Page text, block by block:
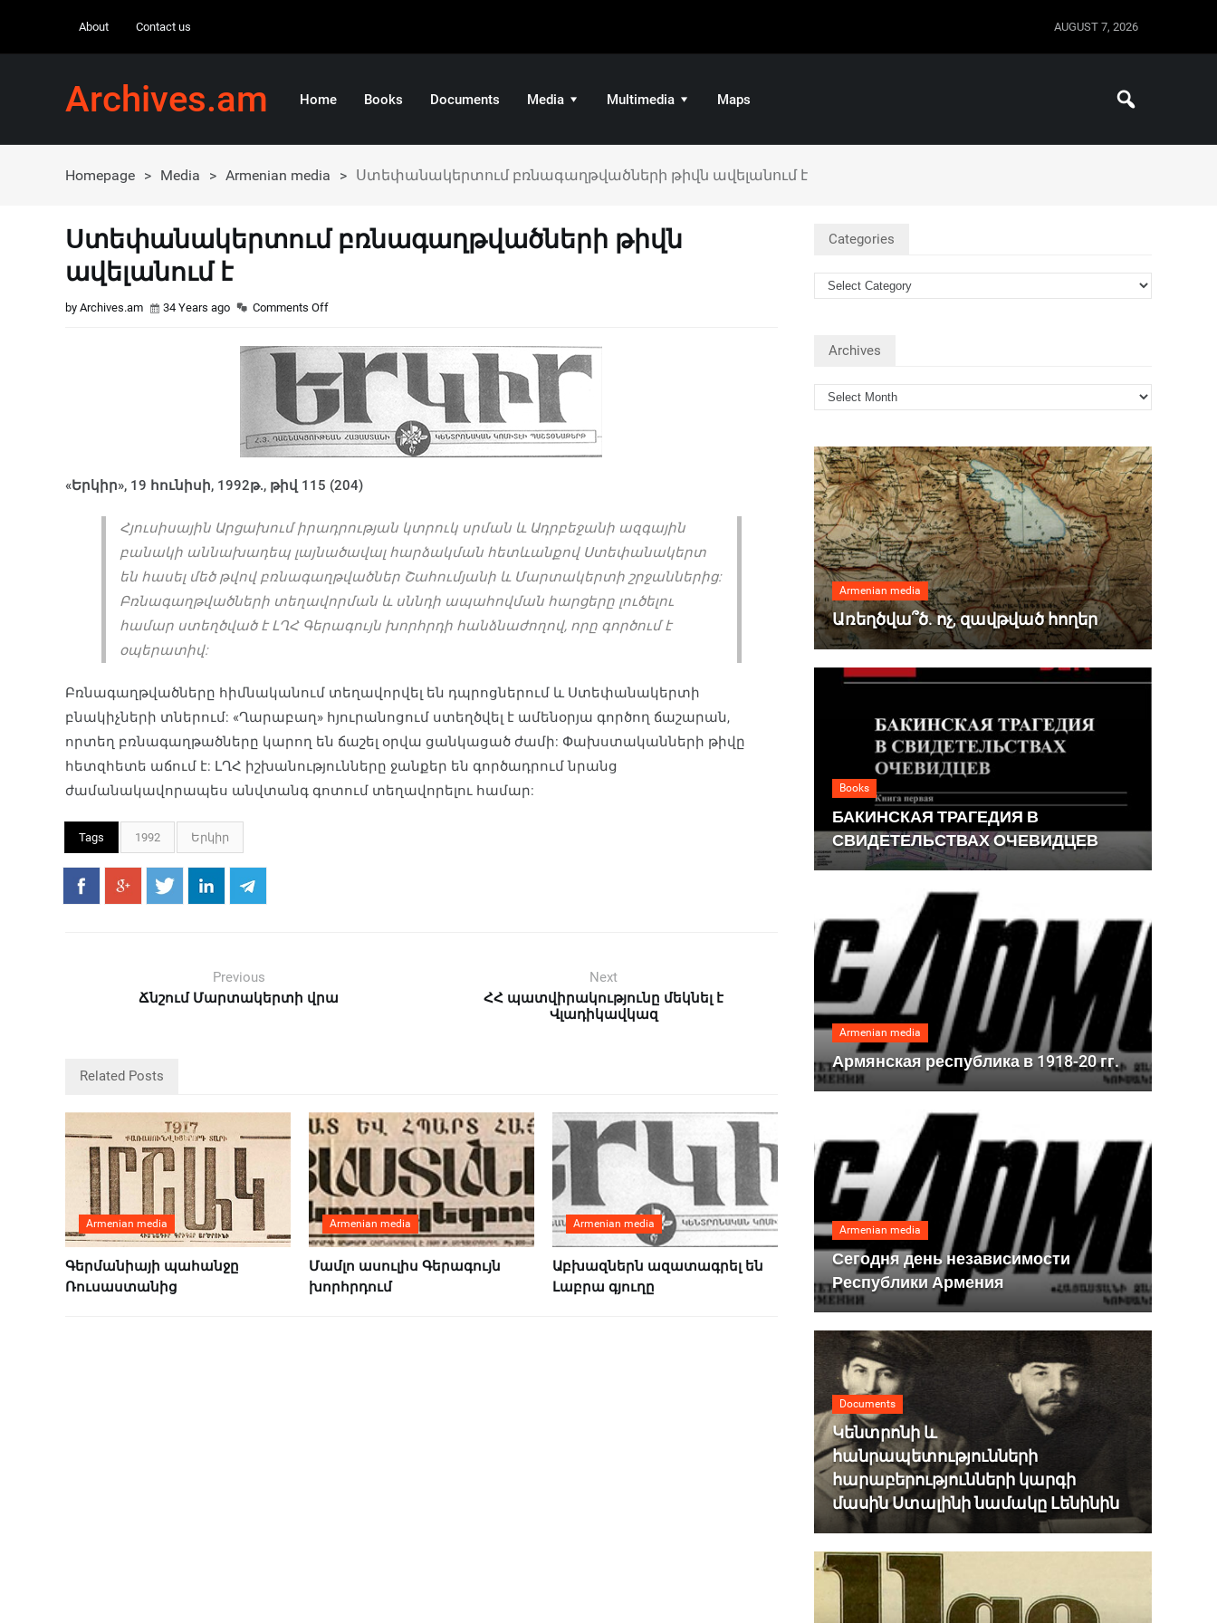
About Contact us AUGUST 7, 2026
Archives.am Home Books Documents Media Multimedia Maps
Homepage > Media > Armenian media > Ստեփանակերտում բռնագաղթվածների թիվն ավելանում է
Ստեփանակերտում բռնագաղթվածների թիվն
ավելանում է
by Archives.am 34 Years ago Comments Off
«Երկիր», 19 հունիսի, 1992թ., թիվ 115 (204)
Հյուսիսային Արցախում իրադրության կտրուկ սրման և Ադրբեջանի ազգային
բանակի աննախադեպ լայնածավալ հարձակման հետևանքով Ստեփանակերտ
են հասել մեծ թվով բռնագաղթվածներ Շահումյանի և Մարտակերտի շրջաններից:
Բռնագաղթվածների տեղավորման և սննդի ապահովման հարցերը լուծելու
համար ստեղծված է ԼՂՀ Գերագույն խորհրդի հանձնաժողով, որը գործում է
օպերատիվ:
Բռնագաղթվածները հիմնականում տեղավորվել են դպրոցներում և Ստեփանակերտի
բնակիչների տներում: «Ղարաբաղ» հյուրանոցում ստեղծվել է ամենօրյա գործող ճաշարան,
որտեղ բռնագաղթածները կարող են ճաշել օրվա ցանկացած ժամի: Փախստականների թիվը
հետզհետե աճում է: ԼՂՀ իշխանությունները ջանքեր են գործադրում նրանց
ժամանակավորապես անվտանգ գոտում տեղավորելու համար:
Tags 1992 Երկիր
Previous
Ճնշում Մարտակերտի վրա
Next
ՀՀ պատվիրակությունը մեկնել է
Վլադիկավկազ
Related Posts
Armenian media
Գերմանիայի պահանջը
Ռուսաստանից
Armenian media
Մամլո ասուլիս Գերագույն
խորհրդում
Armenian media
Աբխազներն ազատագրել են
Լաբրա գյուղը
Categories
Archives
Armenian media
Առեղծվա՞ծ. ոչ, զավթված հողեր
Books
БАКИНСКАЯ ТРАГЕДИЯ В
СВИДЕТЕЛЬСТВАХ ОЧЕВИДЦЕВ
Armenian media
Армянская республика в 1918-20 гг.
Armenian media
Сегодня день независимости
Республики Армения
Documents
Կենտրոնի և
հանրապետությունների
հարաբերությունների կարգի
մասին Ստալինի նամակը Լենինին